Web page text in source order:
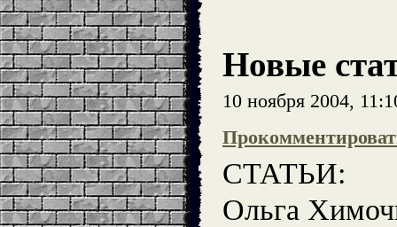
Новые
10 ноября 2004,
СТАТЬИ:
Ольга